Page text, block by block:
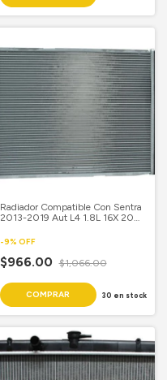
Radiador Compatible Con Sentra
2013-2019 Aut L4 1.8L 16X 20
-9% OFF
$966.00 $1,066.00
30 en stock